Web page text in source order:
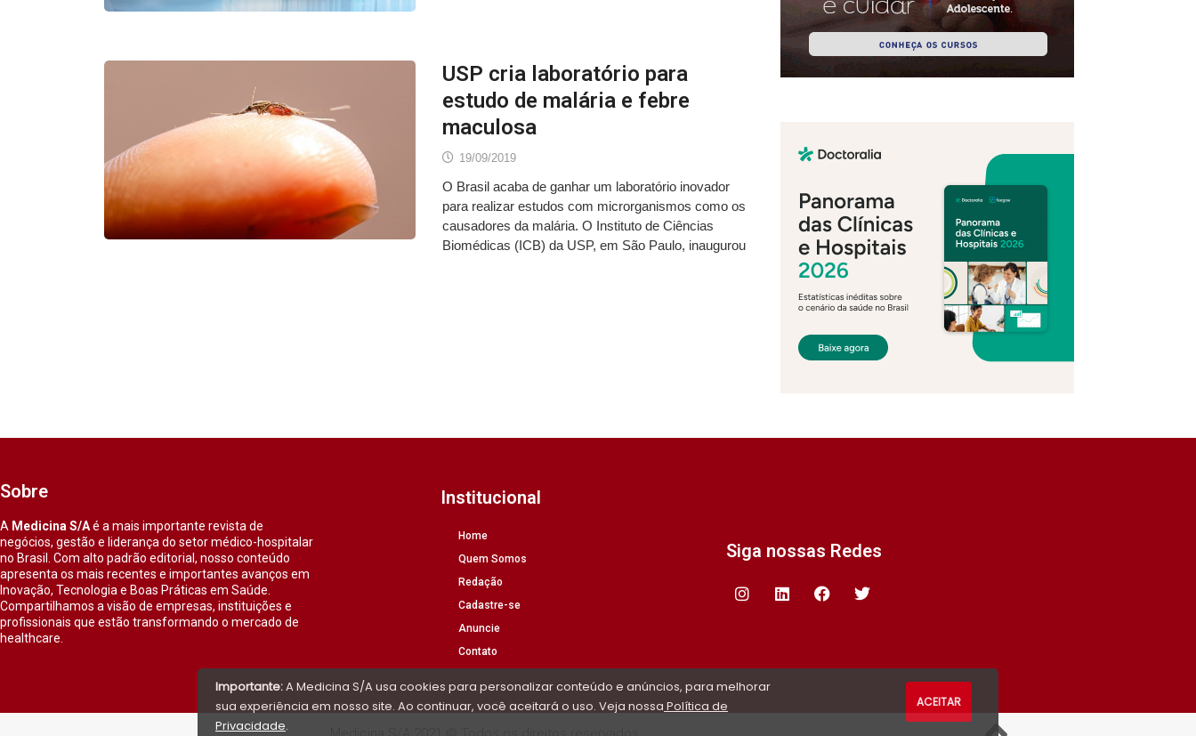
USP cria laboratório para
estudo de malária e febre
maculosa
19/09/2019
O Brasil acaba de ganhar um laboratório inovador
para realizar estudos com microrganismos como os
causadores da malária. O Instituto de Ciências
Biomédicas (ICB) da USP, em São Paulo, inaugurou
Sobre
A Medicina S/Aé a mais importante revista de
negócios, gestão e liderança do setor médico-hospitalar
no Brasil. Com alto padrão editorial, nosso conteúdo
apresenta os mais recentes e importantes avanços em
Inovação, Tecnologia e Boas Práticas em Saúde.
Compartilhamos a visão de empresas, instituições e
profissionais que estão transformando o mercado de
healthcare.
Institucional
Home
Quem Somos
Redação
Cadastre-se
Anuncie
Contato
Siga nossas Redes
Importante:A Medicina S/A usa cookies para personalizar conteúdo e anúncios, para melhorar
sua experiência em nosso site. Ao continuar, você aceitará o uso. Veja nossa Política de
Privacidade.
ACEITAR